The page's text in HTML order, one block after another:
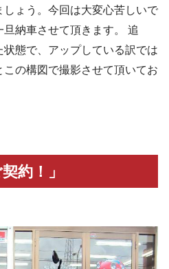
ょう。今回は大変心苦しいで
納車させて頂きます。 追
態で、アップしている訳では
の構図で撮影させて頂いてお
約！」